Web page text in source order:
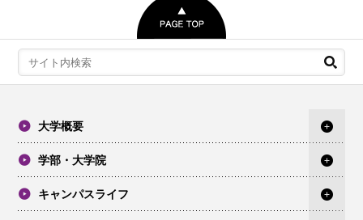
大学概要
学部・大学院
キャンパスライフ